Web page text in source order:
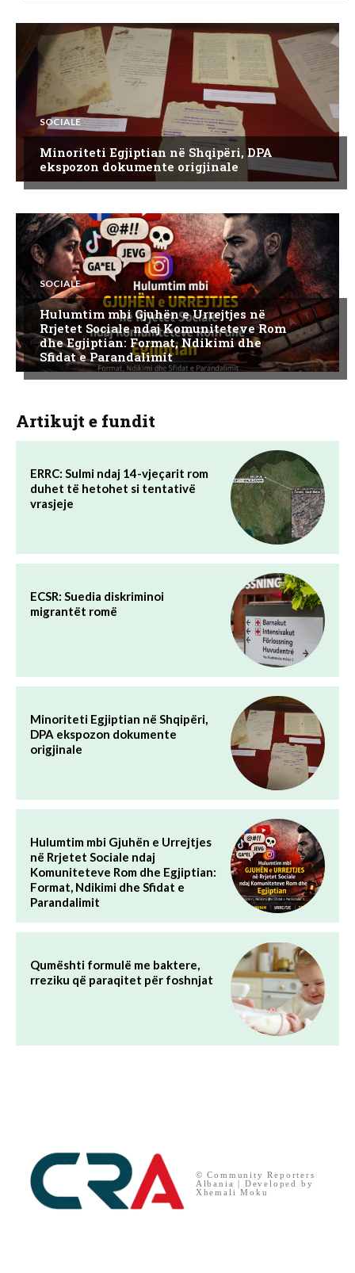
SOCIALE
Minoriteti Egjiptian në Shqipëri, DPA
ekspozon dokumente origjinale
SOCIALE
Hulumtim mbi Gjuhën e Urrejtjes në
Rrjetet Sociale ndaj Komuniteteve Rom
dhe Egjiptian: Format, Ndikimi dhe
Sfidat e Parandalimit
Artikujt e fundit
ERRC: Sulmi ndaj 14-vjeçarit rom
duhet të hetohet si tentativë
vrasjeje
ECSR: Suedia diskriminoi
migrantët romë
Minoriteti Egjiptian në Shqipëri,
DPA ekspozon dokumente
origjinale
Hulumtim mbi Gjuhën e Urrejtjes
në Rrjetet Sociale ndaj
Komuniteteve Rom dhe Egjiptian:
Format, Ndikimi dhe Sfidat e
Parandalimit
Qumështi formulë me baktere,
rreziku që paraqitet për foshnjat
© Community Reporters
Albania | Developed by
Xhemali Moku